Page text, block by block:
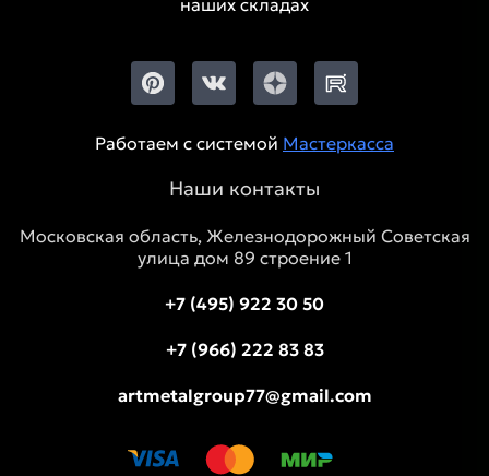
Работаем с системой Мастеркасса
Наши контакты
Московская область, Железнодорожный Советская
улица дом 89 строение 1
+7 (495) 922 30 50
+7 (966) 222 83 83
artmetalgroup77@gmail.com